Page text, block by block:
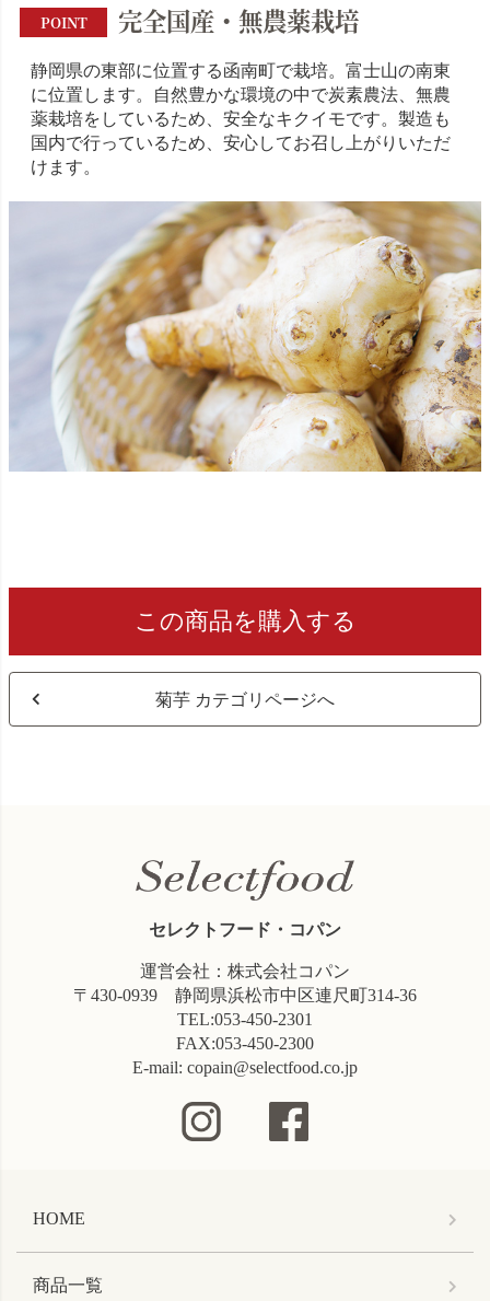
POINT 完全国産・無農薬栽培
静岡県の東部に位置する函南町で栽培。富士山の南東
に位置します。自然豊かな環境の中で炭素農法、無農
薬栽培をしているため、安全なキクイモです。製造も
国内で行っているため、安心してお召し上がりいただ
けます。
この商品を購入する
菊芋 カテゴリページへ
セレクトフード・コパン
運営会社：株式会社コパン
〒430-0939 静岡県浜松市中区連尺町314-36
TEL:053-450-2301
FAX:053-450-2300
E-mail: copain@selectfood.co.jp
HOME
商品一覧